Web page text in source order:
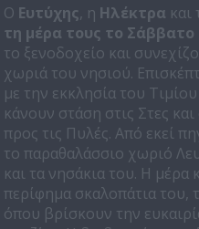
Ο Ευτύχης, η Ηλέκτρα και
τη μέρα τους το Σάββατο
το ξενοδοχείο και
χωριά του νησιού.
με την εκκλησία του
κάνουν στάση στις Στες
προς τις Πυλές. Από εκεί
το παραθαλάσσιο χωριό
και τα νησάκια του. Η
περίφημα σκαλοπάτια του,
όπου βρίσκουν την